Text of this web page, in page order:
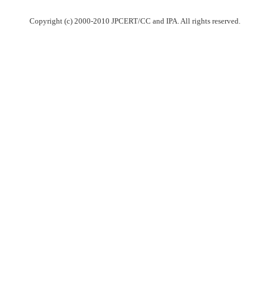
Copyright (c) 2000-2010 JPCERT/CC and IPA. All rights reserved.